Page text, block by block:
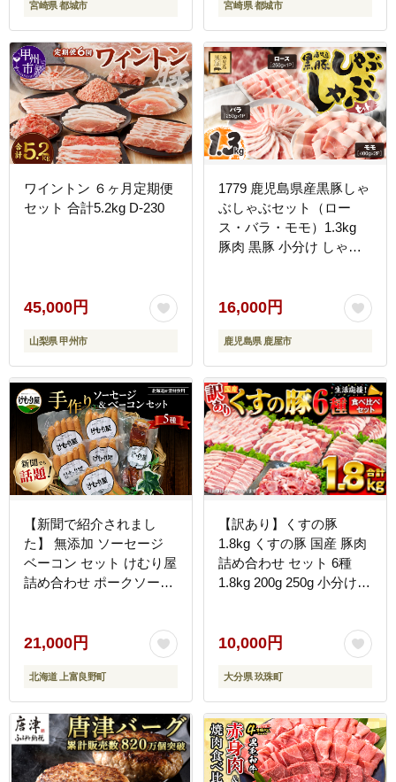
崎県産
宮崎県 都城市 宮崎県 都城市
ワイントン ６ヶ月定期便
セット 合計5.2kg D-230
45,000円
山梨県 甲州市
1779 鹿児島県産黒豚しゃ
ぶしゃぶセット（ロー
ス・バラ・モモ）1.3kg
豚肉 黒豚 小分け しゃぶ
001-02
16,000円
鹿児島県 鹿屋市
【新聞で紹介されまし
た】 無添加 ソーセージ
ベーコン セット けむり屋
詰め合わせ ポークソーセ
ッパー バラベーコン ウイ
21,000円
北海道 上富良野町
【訳あり】くすの豚
1.8kg くすの豚 国産 豚肉
詰め合わせ セット 6種
1.8kg 200g 250g 小分け
鍋料理 バラ 肩ロース ロ
ース モモ 肩バラ 豚肉 豚
肉 豚肉
10,000円
大分県 玖珠町